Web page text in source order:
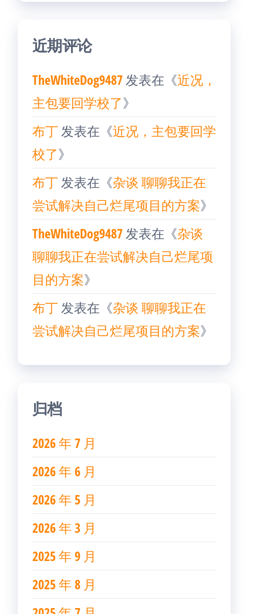
近期评论
TheWhiteDog9487发表在《近况，
主包要回学校了》
布丁发表在《近况，主包要回学
校了》
布丁发表在《杂谈 聊聊我正在
尝试解决自己烂尾项目的方案》
TheWhiteDog9487发表在《杂谈
聊聊我正在尝试解决自己烂尾项
目的方案》
布丁发表在《杂谈 聊聊我正在
尝试解决自己烂尾项目的方案》
归档
2026 年 7 月
2026 年 6 月
2026 年 5 月
2026 年 3 月
2025 年 9 月
2025 年 8 月